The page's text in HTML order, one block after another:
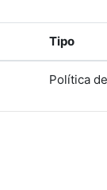
Tipo
Política